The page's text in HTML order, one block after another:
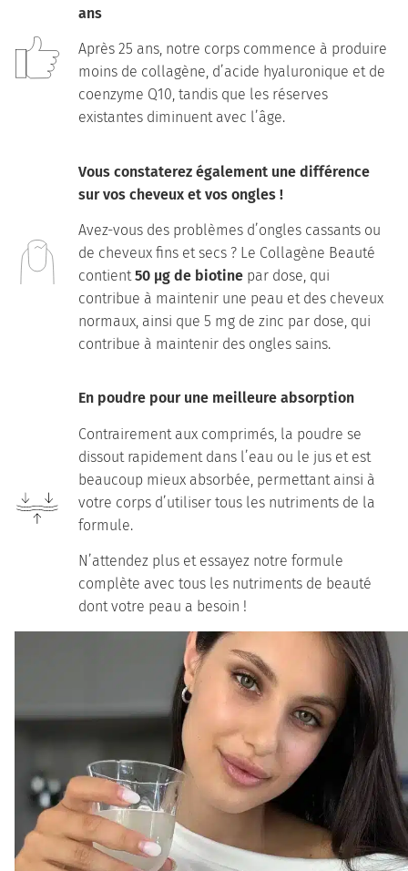
ans
Après 25 ans, notre corps commence à produire
moins de collagène, d’acide hyaluronique et de
coenzyme Q10, tandis que les réserves
existantes diminuent avec l’âge.
Vous constaterez également une différence
sur vos cheveux et vos ongles !
Avez-vous des problèmes d’ongles cassants ou
de cheveux fins et secs ? Le Collagène Beauté
contient50 μg de biotine par dose, qui
contribue à maintenir une peau et des cheveux
normaux, ainsi que 5 mg de zinc par dose, qui
contribue à maintenir des ongles sains.
En poudre pour une meilleure absorption
Contrairement aux comprimés, la poudre se
dissout rapidement dans l’eau ou le jus et est
beaucoup mieux absorbée, permettant ainsi à
votre corps d’utiliser tous les nutriments de la
formule.
N’attendez plus et essayez notre formule
complète avec tous les nutriments de beauté
dont votre peau a besoin !